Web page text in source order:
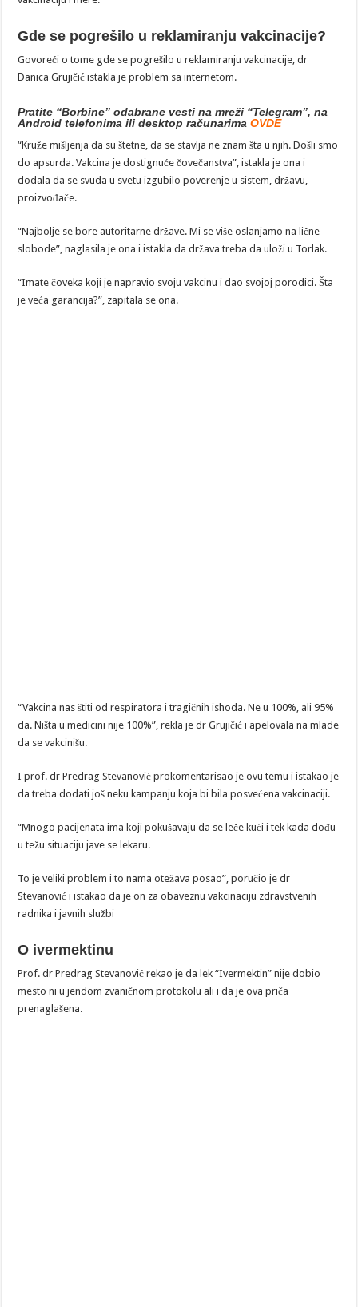
Gde se pogrešilo u reklamiranju vakcinacije?
Govoreći o tome gde se pogrešilo u reklamiranju vakcinacije, dr
Danica Grujičić istakla je problem sa internetom.
Pratite “Borbine” odabrane vesti na mreži “Telegram”, na
Android telefonima ili desktop računarima OVDE
“Kruže mišljenja da su štetne, da se stavlja ne znam šta u njih. Došli smo
do apsurda. Vakcina je dostignuće čovečanstva”, istakla je ona i
dodala da se svuda u svetu izgubilo poverenje u sistem, državu,
proizvođače.
“Najbolje se bore autoritarne države. Mi se više oslanjamo na lične
slobode”, naglasila je ona i istakla da država treba da uloži u Torlak.
“Imate čoveka koji je napravio svoju vakcinu i dao svojoj porodici. Šta
je veća garancija?”, zapitala se ona.
“Vakcina nas štiti od respiratora i tragičnih ishoda. Ne u 100%, ali 95%
da. Ništa u medicini nije 100%”, rekla je dr Grujičić i apelovala na mlade
da se vakcinišu.
I prof. dr Predrag Stevanović prokomentarisao je ovu temu i istakao je
da treba dodati još neku kampanju koja bi bila posvećena vakcinaciji.
“Mnogo pacijenata ima koji pokušavaju da se leče kući i tek kada dođu
u težu situaciju jave se lekaru.
To je veliki problem i to nama otežava posao”, poručio je dr
Stevanović i istakao da je on za obaveznu vakcinaciju zdravstvenih
radnika i javnih službi
O ivermektinu
Prof. dr Predrag Stevanović rekao je da lek “Ivermektin” nije dobio
mesto ni u jendom zvaničnom protokolu ali i da je ova priča
prenaglašena.